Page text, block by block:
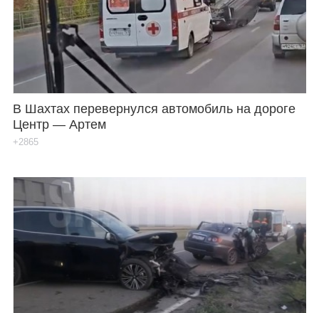
В Шахтах перевернулся автомобиль на дороге
Центр — Артем
+2865